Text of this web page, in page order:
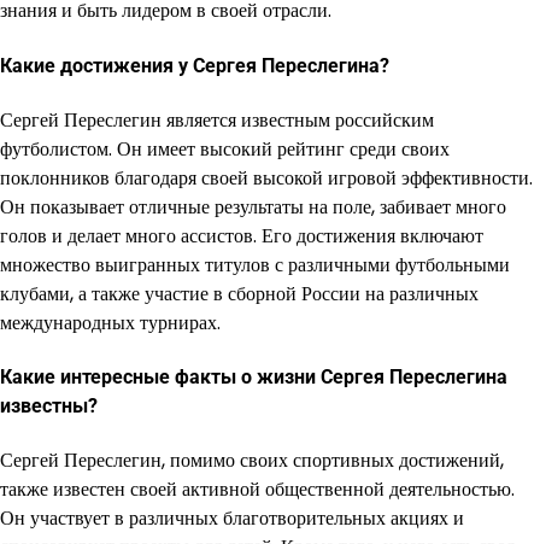
знания и быть лидером в своей отрасли.
Какие достижения у Сергея Переслегина?
Сергей Переслегин является известным российским
футболистом. Он имеет высокий рейтинг среди своих
поклонников благодаря своей высокой игровой эффективности.
Он показывает отличные результаты на поле, забивает много
голов и делает много ассистов. Его достижения включают
множество выигранных титулов с различными футбольными
клубами, а также участие в сборной России на различных
международных турнирах.
Какие интересные факты о жизни Сергея Переслегина
известны?
Сергей Переслегин, помимо своих спортивных достижений,
также известен своей активной общественной деятельностью.
Он участвует в различных благотворительных акциях и